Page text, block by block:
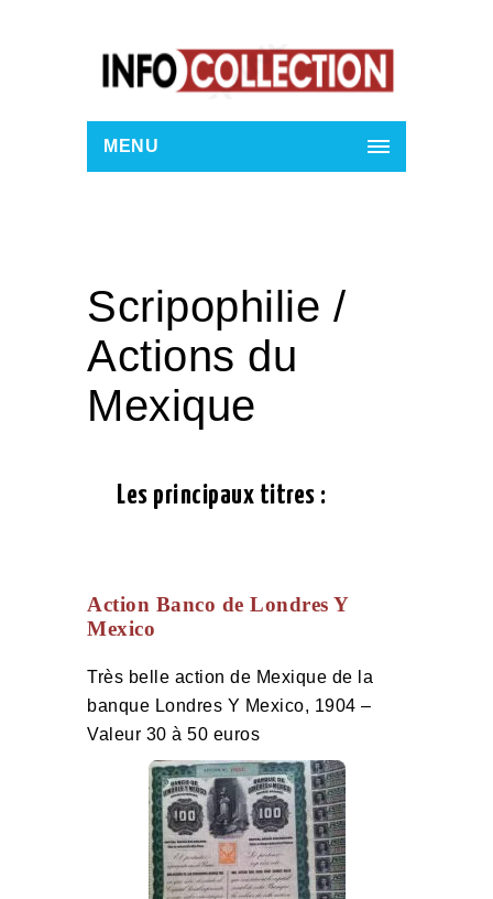
MENU
Scripophilie /
Actions du
Mexique
Les principaux titres :
Action Banco de Londres Y
Mexico
Très belle action de Mexique de la
banque Londres Y Mexico, 1904 –
Valeur 30 à 50 euros